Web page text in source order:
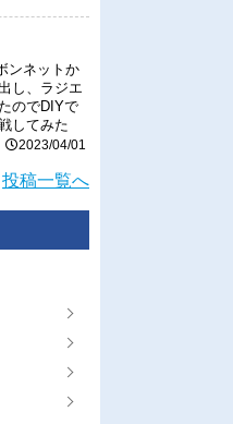
ンネットか
し、ラジエ
のでDIYで
してみた
2023/04/01
投稿一覧へ